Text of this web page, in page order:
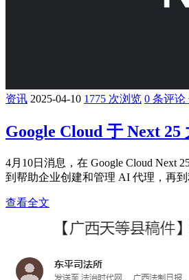
资讯 2025-04-10 1775 次浏览 0 条评论
Google Cloud 于 Next
4月10日消息，在 Google Cloud Next
到帮助企业创建和管理 AI 代理，再到
查看全文